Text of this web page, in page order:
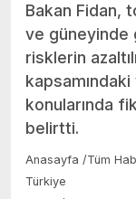
Bakan Fidan,
ve güneyinde
risklerin
kapsamındaki
konularında
belirtti.
Anasayfa /Tüm
Türkiye